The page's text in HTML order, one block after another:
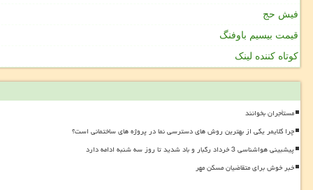
فیش حج
قیمت بیسیم باوفنگ
کوتاه کننده لینک
مستأجران بخوانند
چرا کلایمر یکی از بهترین روش های دسترسی نما در پروژه های ساختمانی است؟
پیشبینی هواشناسی 3 خرداد رگبار و باد شدید تا روز سه شنبه ادامه دارد
خبر خوش برای متقاضیان مسکن مهر